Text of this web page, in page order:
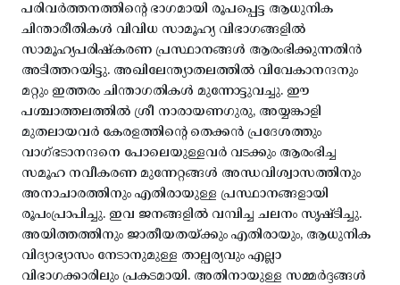
പരിവർത്തനത്തിന്റെ ഭാഗമായി രൂപപ്പെട്ട ആധുനിക
ചിന്താരീതികൾ വിവിധ സാമൂഹ്യ വിഭാഗങ്ങളിൽ
സാമൂഹ്യപരിഷ്കരണ പ്രസ്ഥാനങ്ങൾ ആരംഭിക്കുന്നതിൻ
അടിത്തറയിട്ടു. അഖിലേന്ത്യാതലത്തിൽ വിവേകാനന്ദനും
മറ്റും ഇത്തരം ചിന്താഗതികൾ മുന്നോട്ടുവച്ചു. ഈ
പശ്ചാത്തലത്തിൽ ശ്രീ നാരായണഗുരു, അയ്യങ്കാളി
മുതലായവർ കേരളത്തിന്റെ തെക്കൻ പ്രദേശത്തും
വാഗ്ഭടാനന്ദനെ പോലെയുള്ളവർ വടക്കും ആരംഭിച്ച
സമൂഹ നവീകരണ മുന്നേറ്റങ്ങൾ അന്ധവിശ്വാസത്തിനും
അനാചാരത്തിനും എതിരായുള്ള പ്രസ്ഥാനങ്ങളായി
രൂപംപ്രാപിച്ചു. ഇവ ജനങ്ങളിൽ വമ്പിച്ച ചലനം സൃഷ്ടിച്ചു.
അയിത്തത്തിനും ജാതീയതയ്ക്കും എതിരായും, ആധുനിക
വിദ്യാഭ്യാസം നേടാനുമുള്ള താല്പര്യവും എല്ലാ
വിഭാഗക്കാരിലും പ്രകടമായി. അതിനായുള്ള സമ്മർദ്ദങ്ങൾ